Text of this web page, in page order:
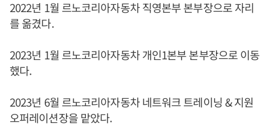
2022년 1월 르노코리아자동차 직영본부 본부장으로 자리
를 옮겼다.
2023년 1월 르노코리아자동차 개인1본부 본부장으로 이동
했다.
2023년 6월 르노코리아자동차 네트워크 트레이닝 & 지원
오퍼레이션장을 맡았다.